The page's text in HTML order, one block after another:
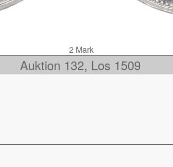
2 Mark
Auktion 132, Los 1509